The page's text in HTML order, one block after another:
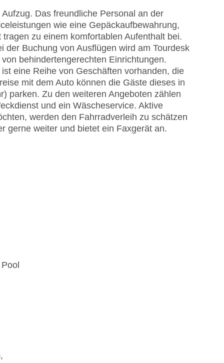
Das freundliche Personal an der
wie eine Gepäckaufbewahrung,
zu einem komfortablen Aufenthalt bei.
der Buchung von Ausflügen wird am Tourdesk
behindertengerechten Einrichtungen.
eine Reihe von Geschäften vorhanden, die
mit dem Auto können die Gäste dieses in
parken. Zu den weiteren Angeboten zählen
und ein Wäscheservice. Aktive
werden den Fahrradverleih zu schätzen
gerne weiter und bietet ein Faxgerät an.